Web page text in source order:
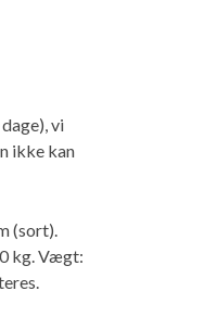
vi
ikke kan
(sort).
kg. Vægt: